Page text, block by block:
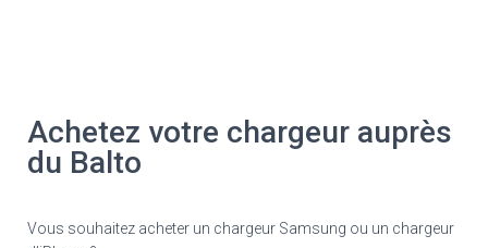
Achetez votre chargeur auprès
du Balto
Vous souhaitez acheter un chargeur Samsung ou un chargeur